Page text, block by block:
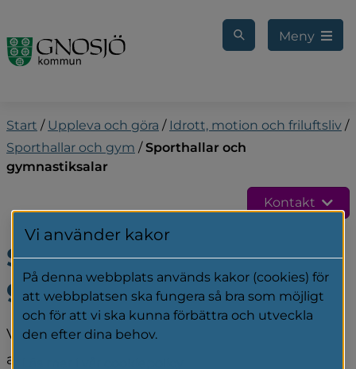
Meny
Start / Uppleva och göra / Idrott, motion och friluftsliv /
Sporthallar och gym / Sporthallar och
gymnastiksalar
Kontakt
Sporthallar och
gymnastiksalar
Våra sporthallar och gymnastiksalar kan hyras
av föreningar, företag och privatpersoner. Här
Vi använder kakor
På denna webbplats används kakor (cookies) för
att webbplatsen ska fungera så bra som möjligt
och för att vi ska kunna förbättra och utveckla
den efter dina behov.